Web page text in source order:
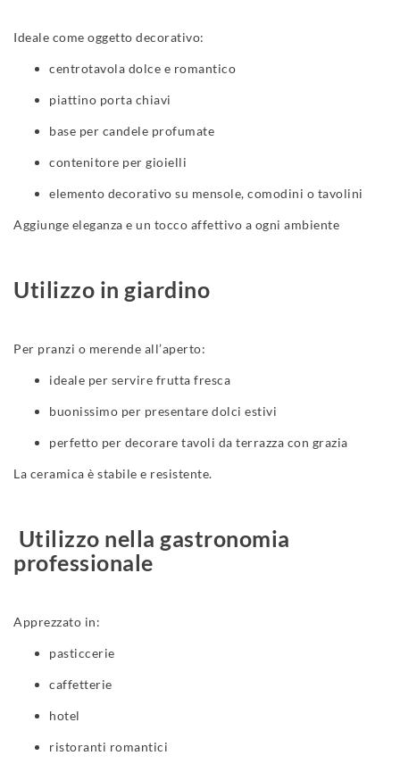
Ideale come oggetto decorativo:
centrotavola dolce e romantico
piattino porta chiavi
base per candele profumate
contenitore per gioielli
elemento decorativo su mensole, comodini o tavolini
Aggiunge eleganza e un tocco affettivo a ogni ambiente
Utilizzo in giardino
Per pranzi o merende all’aperto:
ideale per servire frutta fresca
buonissimo per presentare dolci estivi
perfetto per decorare tavoli da terrazza con grazia
La ceramica è stabile e resistente.
Utilizzo nella gastronomia
professionale
Apprezzato in:
pasticcerie
caffetterie
hotel
ristoranti romantici